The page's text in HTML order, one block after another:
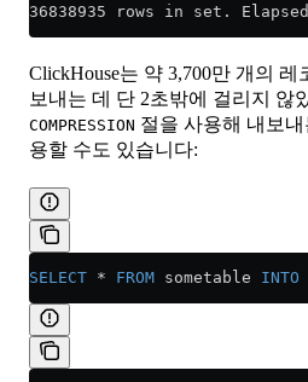
36838935 rows in set.
ClickHouse는 약 3,700만 개의 레
보내는 데 단 2초밖에 걸리지 않
COMPRESSION 절을 사용해 내보
용할 수도 있습니다:
SELECT * FROM sometable INTO